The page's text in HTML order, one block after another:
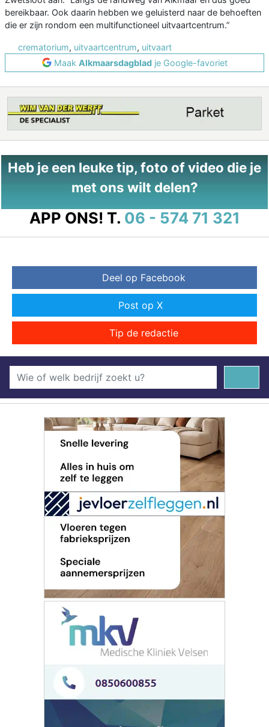
bereikbaar. Ook daarin hebben we geluisterd naar de behoeften
die er zijn rondom een multifunctioneel uitvaartcentrum.”
crematorium, uitvaartcentrum, uitvaart
Maak Alkmaarsdagbladje Google-favoriet
Heb je een leuke tip, foto of video die je
met ons wilt delen?
APP ONS! T. 06 - 574 71 321
Deel op Facebook
Post op X
Tip de redactie